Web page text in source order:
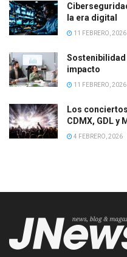
la era digital
11 FEBRERO, 2026
Sostenibilidad
impacto
11 FEBRERO, 2026
Los
CDMX, GDL y
4 FEBRERO, 2026